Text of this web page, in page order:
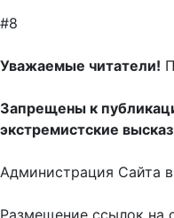
#8
Уважаемые читатели!
Запрещены к
экстремистские
Администрация Сайта